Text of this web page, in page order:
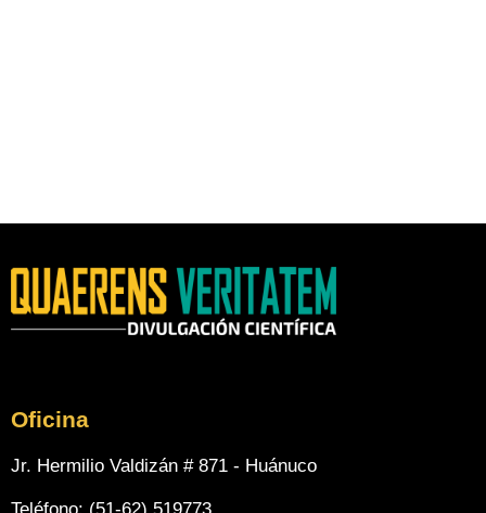
Oficina
Jr. Hermilio Valdizán # 871 - Huánuco